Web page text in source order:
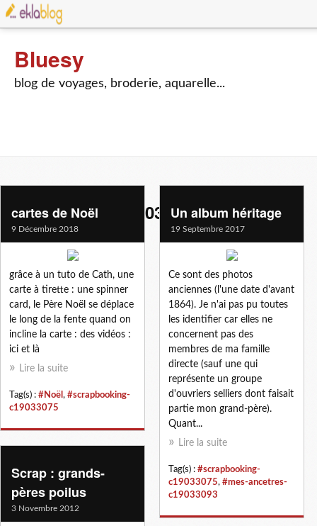
Bluesy
blog de voyages, broderie, aquarelle...
scrapbooking-c19033075
cartes de Noël
9 Décembre 2018
grâce à un tuto de Cath, une
carte à tirette : une spinner
card, le Père Noël se déplace
le long de la fente quand on
incline la carte : des vidéos :
ici et là
Lire la suite
Tag(s) : #Noël , #scrapbooking-
c19033075
Un album héritage
19 Septembre 2017
Ce sont des photos
anciennes (l'une date d'avant
1864). Je n'ai pas pu toutes
les identifier car elles ne
concernent pas des
membres de ma famille
directe (sauf une qui
représente un groupe
d'ouvriers selliers dont faisait
partie mon grand-père).
Quant...
Lire la suite
Tag(s) : #scrapbooking-
c19033075, #mes-ancetres-
c19033093
Scrap : grands-
pères poilus
3 Novembre 2012